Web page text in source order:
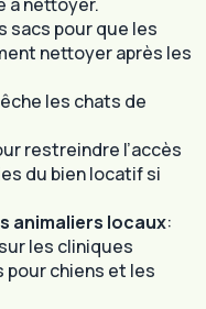
à nettoyer.
sacs pour que les
nettoyer après les
les chats de
restreindre l’accès
du bien locatif si
animaliers locaux:
les cliniques
pour chiens et les